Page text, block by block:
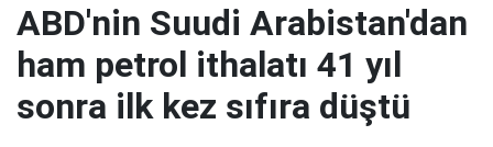
ABD'nin Suudi Arabistan'dan
ham petrol ithalatı 41 yıl
sonra ilk kez sıfıra düştü